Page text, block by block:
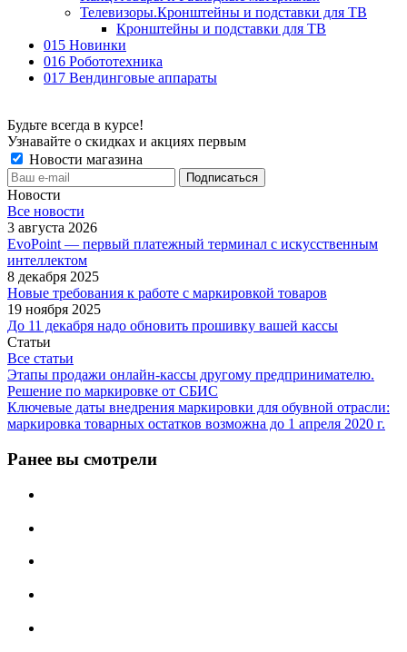
Телевизоры.Кронштейны и подставки для ТВ
Кронштейны и подставки для ТВ
015 Новинки
016 Робототехника
017 Вендинговые аппараты
Будьте всегда в курсе!
Узнавайте о скидках и акциях первым
Новости магазина
Новости
Все новости
3 августа 2026
EvoPoint — первый платежный терминал с искусственным
интеллектом
8 декабря 2025
Новые требования к работе с маркировкой товаров
19 ноября 2025
До 11 декабря надо обновить прошивку вашей кассы
Статьи
Все статьи
Этапы продажи онлайн-кассы другому предпринимателю.
Решение по маркировке от СБИС
Ключевые даты внедрения маркировки для обувной отрасли:
маркировка товарных остатков возможна до 1 апреля 2020 г.
Ранее вы смотрели